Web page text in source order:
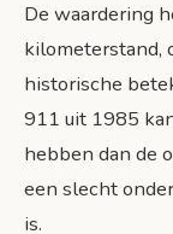
De waardering
kilometerstand,
historische
911 uit 1985
hebben dan de
een slecht
is.